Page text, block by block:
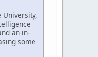
University,
an in-
some